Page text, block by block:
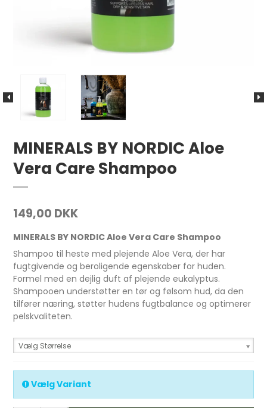
MINERALS BY NORDIC Aloe
Vera Care Shampoo
149,00 DKK
MINERALS BY NORDIC Aloe Vera Care Shampoo
Shampoo til heste med plejende Aloe Vera, der har
fugtgivende og beroligende egenskaber for huden.
Formel med en dejlig duft af plejende eukalyptus.
Shampooen understøtter en tør og følsom hud, da den
tilfører næring, støtter hudens fugtbalance og optimerer
pelskvaliteten.
Vælg Størrelse
Vælg Variant